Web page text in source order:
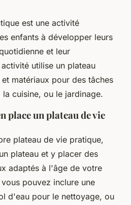
est une activité
enfants à développer leurs
et leur
utilise un plateau
matériaux pour des tâches
cuisine, ou le jardinage.
place un plateau de vie
plateau de vie pratique,
plateau et y placer des
adaptés à l'âge de votre
pouvez inclure une
d'eau pour le nettoyage, ou